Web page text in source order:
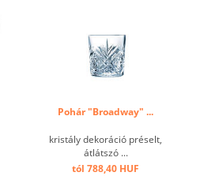
Pohár "Broadway" ...
kristály dekoráció préselt,
átlátszó ...
tól 788,40 HUF